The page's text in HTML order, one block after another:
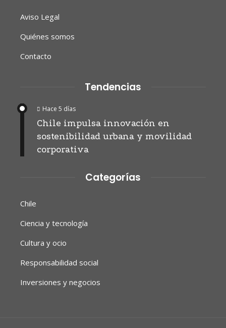
Aviso Legal
Quiénes somos
Contacto
Tendencias
Hace 5 días
Chile impulsa innovación en
sostenibilidad urbana y movilidad
corporativa
Categorías
Chile
Ciencia y tecnología
Cultura y ocio
Responsabilidad social
Inversiones y negocios